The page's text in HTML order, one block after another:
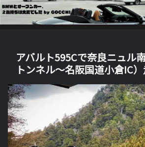
アバルト595Cで奈良ニュル
トンネル～名阪国道小倉IC